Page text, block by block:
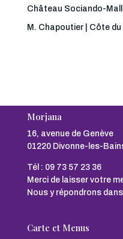
Château Sociando-
M. Chapoutier | Côte du
Morjana
16, avenue de Genève
01220 Divonne-les-
Tél : 09 73 57 23 36
Merci de laisser votre
Nous y répondrons
Carte et Menus